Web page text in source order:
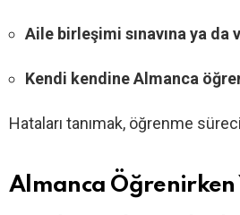
Aile birleşimi sınavına ya da
Kendi kendine Almanca
Hataları tanımak, öğrenme
Almanca Öğrenirken